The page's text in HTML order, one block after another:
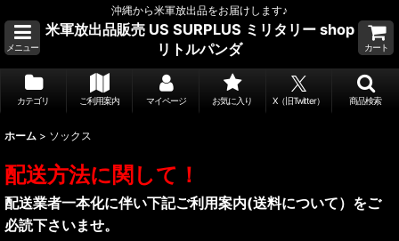
沖縄から米軍放出品をお届けします♪
メニュー
米軍放出品販売 US SURPLUS ミリタリー shop
リトルパンダ
カート
カテゴリ ご利用案内 マイページ お気に入り X（旧Twitter） 商品検索
ホーム > ソックス
配送方法に関して！
配送業者一本化に伴い下記ご利用案内(送料について）をご
必読下さいませ。